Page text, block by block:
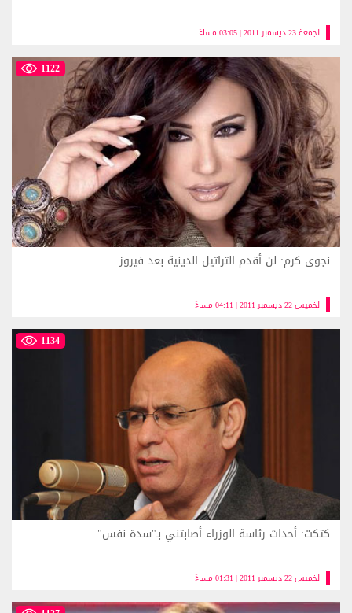
الجمعة 23 ديسمبر 2011 | 03:05 مساءً
1122
الخميس 22 ديسمبر 2011 | 04:11 مساءً
نجوى كرم: لن أقدم التراتيل الدينية بعد فيروز
1134
الخميس 22 ديسمبر 2011 | 01:31 مساءً
كتكت: أحداث رئاسة الوزراء أصابتني بـ"سدة نفس"